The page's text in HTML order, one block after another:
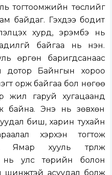
тогтоомжийн төслийг
байдаг. Гэхдээ бодит
хурд, эрэмбэ нь
байгаа нь үнэн.
өргөн баригдсанаас
дотор Байнгын хороо
орж байгаа бол нөгөө
жил гаруй хугацаанд
байна. Энэ нь зөвхөн
биш, харин тухайн
хэрхэн тогтож
Ямар хууль түрүүлж
нь улс төрийн болон
асуудал болж